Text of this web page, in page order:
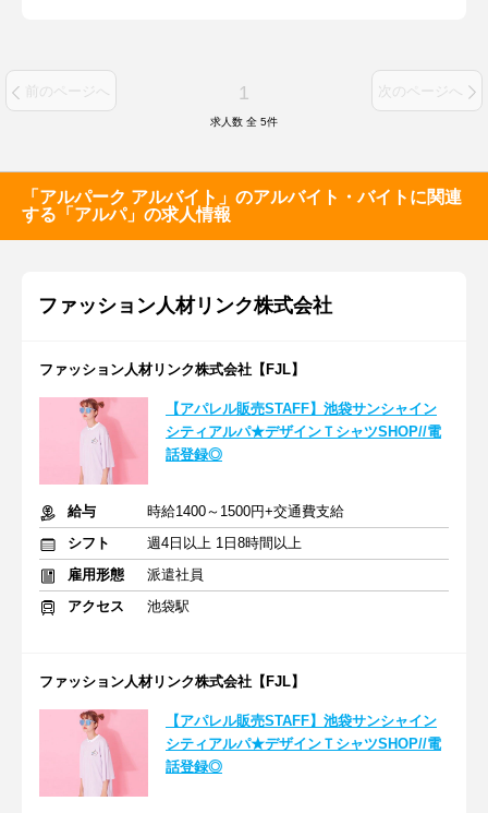
前のページへ 1 次のページへ
求人数 全 5件
「アルパーク アルバイト」のアルバイト・バイトに関連
する「アルパ」の求人情報
ファッション人材リンク株式会社
ファッション人材リンク株式会社【FJL】
【アパレル販売STAFF】池袋サンシャイン
シティアルパ★デザインＴシャツSHOP//電
話登録◎
給与
時給1400～1500円+交通費支給
シフト
週4日以上 1日8時間以上
雇用形態
派遣社員
アクセス
池袋駅
ファッション人材リンク株式会社【FJL】
【アパレル販売STAFF】池袋サンシャイン
シティアルパ★デザインＴシャツSHOP//電
話登録◎